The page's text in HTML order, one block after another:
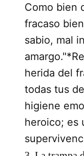
Como bien
fracaso
sabio, mal
herida del
todas tus
higiene
heroico; es